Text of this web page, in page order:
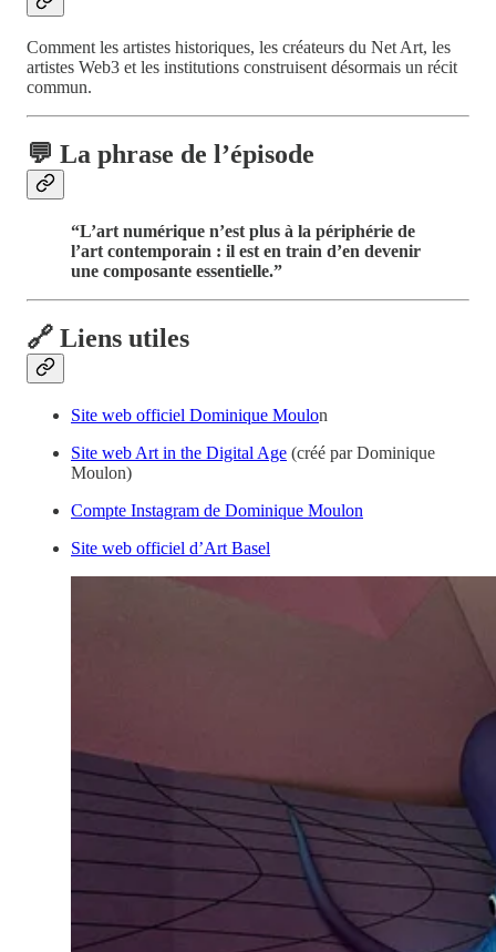
Comment les artistes historiques, les créateurs du Net Art, les
artistes Web3 et les institutions construisent désormais un récit
commun.
💬 La phrase de l’épisode
“L’art numérique n’est plus à la périphérie de
l’art contemporain : il est en train d’en devenir
une composante essentielle.”
🔗 Liens utiles
Site web officiel Dominique Moulon
Site web Art in the Digital Age (créé par Dominique
Moulon)
Compte Instagram de Dominique Moulon
Site web officiel d’Art Basel